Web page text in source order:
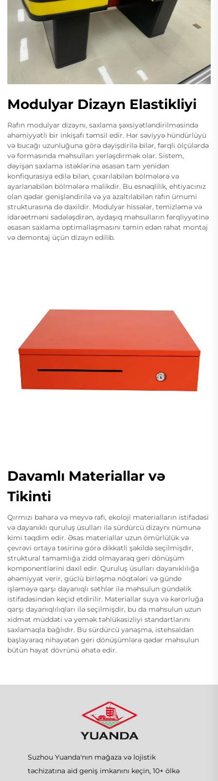
Modulyar Dizayn Elastikliyi
Rafın modulyar dizaynı, saxlama şəxsiyətləndirilməsində
əhəmiyyətli bir inkişafı təmsil edir. Hər səviyyə hündürlüyü
və bucağı uzunluğuna görə dəyişdirilə bilər, fərqli ölçülərdə
və formasında məhsulları yerləşdirmək olar. Sistem,
dəyişən saxlama istəklərinə əsasən tam yenidən
konfiqurasiya edilə bilən, çıxarılabilən bölmələrə və
ayarlanabilən bölmələrə malikdir. Bu esnəqlilik, ehtiyacınız
olan qədər genişləndirilə və ya azaltılabilən rafın ümumi
strukturasına də daxildir. Modulyar hissələr, temizləmə və
idarəetməni sadələşdirən, aydaşıq məhsulların fərqliyyətinə
əsasən saxlama optimallaşmasını təmin edən rahat montaj
və demontaj üçün dizayn edilib.
Davamlı Materiallar və
Tikinti
Qırmızı baharə və meyvə rafı, ekoloji materialların istifadəsi
və dayanıklı quruluş üsulları ilə sürdürcü dizaynı nümunə
kimi təqdim edir. Əsas materiallar uzun ömürlülük və
çevrəvi ortaya təsirinə görə dikkatli şəkildə seçilmişdir,
struktural tamamlığa zidd olmayaraq geri dönüşüm
komponentlərini daxil edir. Quruluş üsulları dayanıklılığa
əhəmiyyət verir, güclü birləşmə nöqtələri və günde
işləməyə qarşı dayanıqlı səthlər ilə məhsulun gündəlik
istifadəsindən keçid etdirilir. Materiallar suya və kərorluğa
qarşı dayanıqlılıqları ilə seçilmişdir, bu da məhsulun uzun
xidmət müddəti və yemək təhlükəsizliyi standartlarını
saxlamaqla bağlıdır. Bu sürdürcü yanaşma, istehsaldan
başlayaraq nihayətən geri dönüşümlərə qədər məhsulun
bütün həyat dövrünü əhatə edir.
Suzhou Yuanda'nın mağaza və lojistik
təchizatına aid geniş imkanını keçin, 10+ ölkə